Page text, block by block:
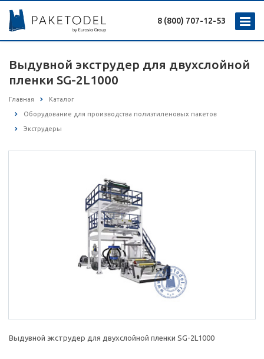
8 (800) 707-12-53
Выдувной экструдер для двухслойной
пленки SG-2L1000
Главная Каталог
Оборудование для производства полиэтиленовых пакетов
Экструдеры
Выдувной экструдер для двухслойной пленки SG-2L1000